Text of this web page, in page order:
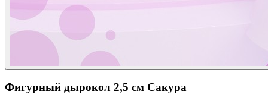
Фигурный дырокол 2,5 см Сакура